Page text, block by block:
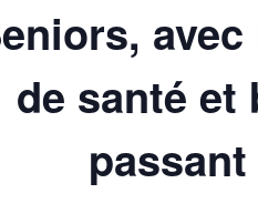
de santé et